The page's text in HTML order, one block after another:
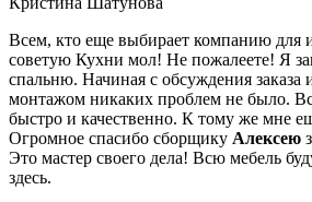
Всем, кто еще выбирает компанию для
советую Кухни мол! Не пожалеете! Я
спальню. Начиная с обсуждения заказа
монтажом никаких проблем не было.
быстро и качественно. К тому же мне
Огромное спасибо сборщику Алексею
Это мастер своего дела! Всю мебель
здесь.